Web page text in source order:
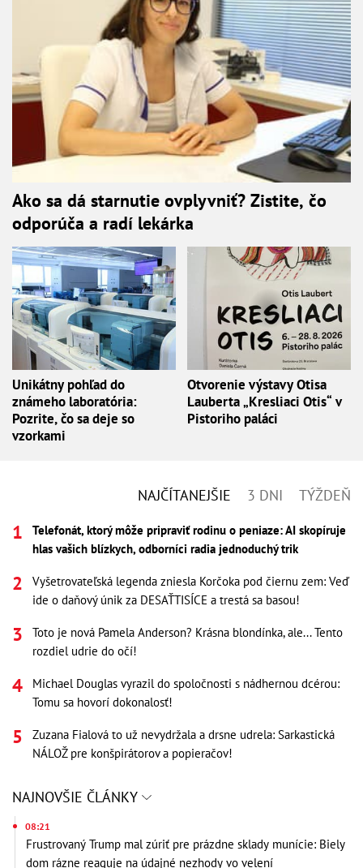
Ako sa dá starnutie ovplyvniť? Zistite, čo
odporúča a radí lekárka
Unikátny pohľad do
známeho laboratória:
Pozrite, čo sa deje so
vzorkami
Otvorenie výstavy Otisa
Lauberta „Kresliaci Otis“ v
Pistoriho paláci
NAJČÍTANEJŠIE 3 DNI TÝŽDEŇ
Telefonát, ktorý môže pripraviť rodinu o peniaze: AI skopíruje
hlas vašich blízkych, odborníci radia jednoduchý trik
Vyšetrovateľská legenda zniesla Korčoka pod čiernu zem: Veď
ide o daňový únik za DESAŤTISÍCE a trestá sa basou!
Toto je nová Pamela Anderson? Krásna blondínka, ale... Tento
rozdiel udrie do očí!
Michael Douglas vyrazil do spoločnosti s nádhernou dcérou:
Tomu sa hovorí dokonalosť!
Zuzana Fialová to už nevydržala a drsne udrela: Sarkastická
NÁLOŽ pre konšpirátorov a popieračov!
NAJNOVŠIE ČLÁNKY
08:21
Frustrovaný Trump mal zúriť pre prázdne sklady munície: Biely
dom rázne reaguje na údajné nezhody vo velení